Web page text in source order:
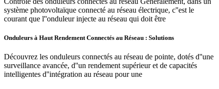
système photovoltaïque connecté au réseau électrique, c''est le
courant que l''onduleur injecte au réseau qui doit être
Onduleurs à Haut Rendement Connectés au Réseau : Solutions
Découvrez les onduleurs connectés au réseau de pointe, dotés d''une
surveillance avancée, d''un rendement supérieur et de capacités
intelligentes d''intégration au réseau pour une